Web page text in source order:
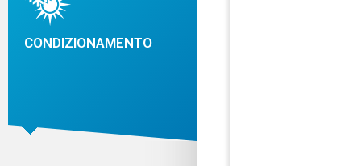
CONDIZIONAMENTO